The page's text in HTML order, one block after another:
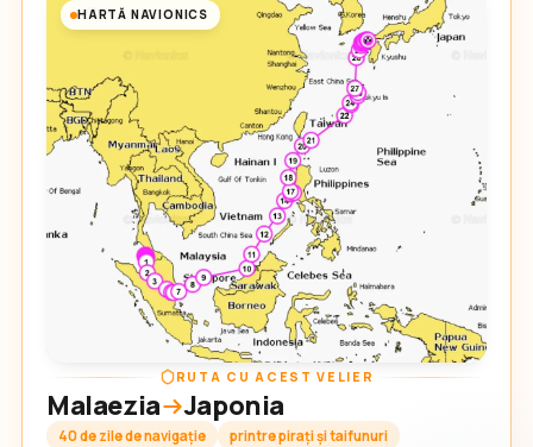
HARTĂ NAVIONICS
RUTA CU ACEST VELIER
Malaezia Japonia
40 de zile de navigație printre pirați și taifunuri